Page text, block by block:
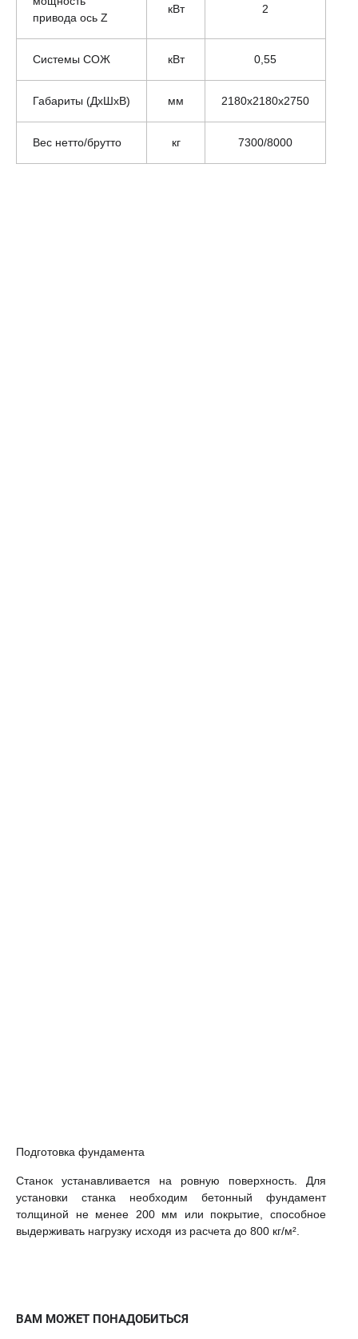
ВАМ МОЖЕТ ПОНАДОБИТЬСЯ
привода ось Z
кВт 2
Системы СОЖ кВт 0,55
Габариты (ДхШхВ) мм 2180x2180x2750
Вес нетто/брутто кг 7300/8000
Подготовка фундамента
Станок устанавливается на ровную поверхность. Для
установки станка необходим бетонный фундамент
толщиной не менее 200 мм или покрытие, способное
выдерживать нагрузку исходя из расчета до 800 кг/м².